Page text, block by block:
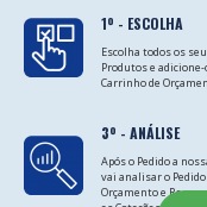
1º - ESCOLHA
Escolha todos os
Produtos e adicione-
Carrinho de
3º - ANÁLISE
Após o Pedido a
vai analisar o Pedido
Orçamento e